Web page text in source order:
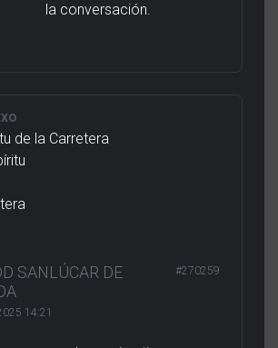
la conversación.
de la Carretera
SANLÚCAR DE
14:21
#270259